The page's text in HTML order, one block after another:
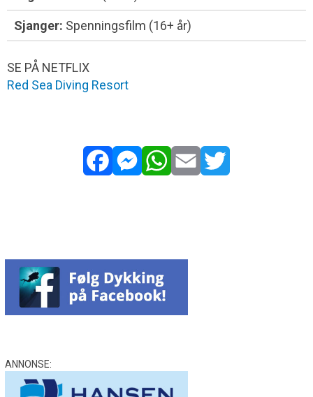
Sjanger: Spenningsfilm (16+ år)
SE PÅ NETFLIX
Red Sea Diving Resort
ANNONSE: